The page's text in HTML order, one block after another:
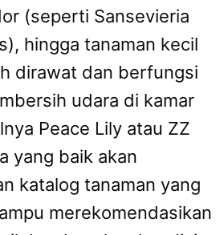
(seperti Sansevieria
hingga tanaman kecil
dirawat dan berfungsi
udara di kamar
Peace Lily atau ZZ
yang baik akan
katalog tanaman yang
merekomendasikan